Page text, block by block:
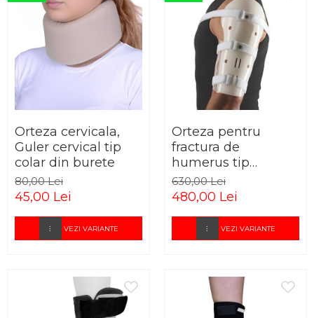
Orteza cervicala,
Guler cervical tip
colar din burete
80,00 Lei
45,00 Lei
VEZI VARIANTE
Orteza pentru
fractura de
humerus tip
Sarmiento
630,00 Lei
480,00 Lei
VEZI VARIANTE